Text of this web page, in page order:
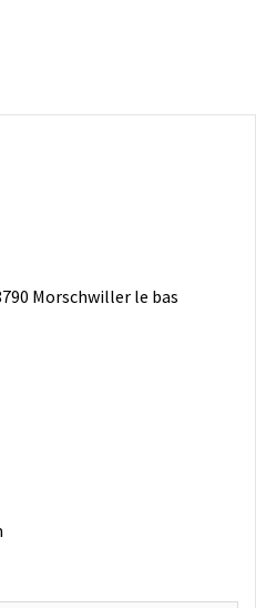
Morschwiller le bas